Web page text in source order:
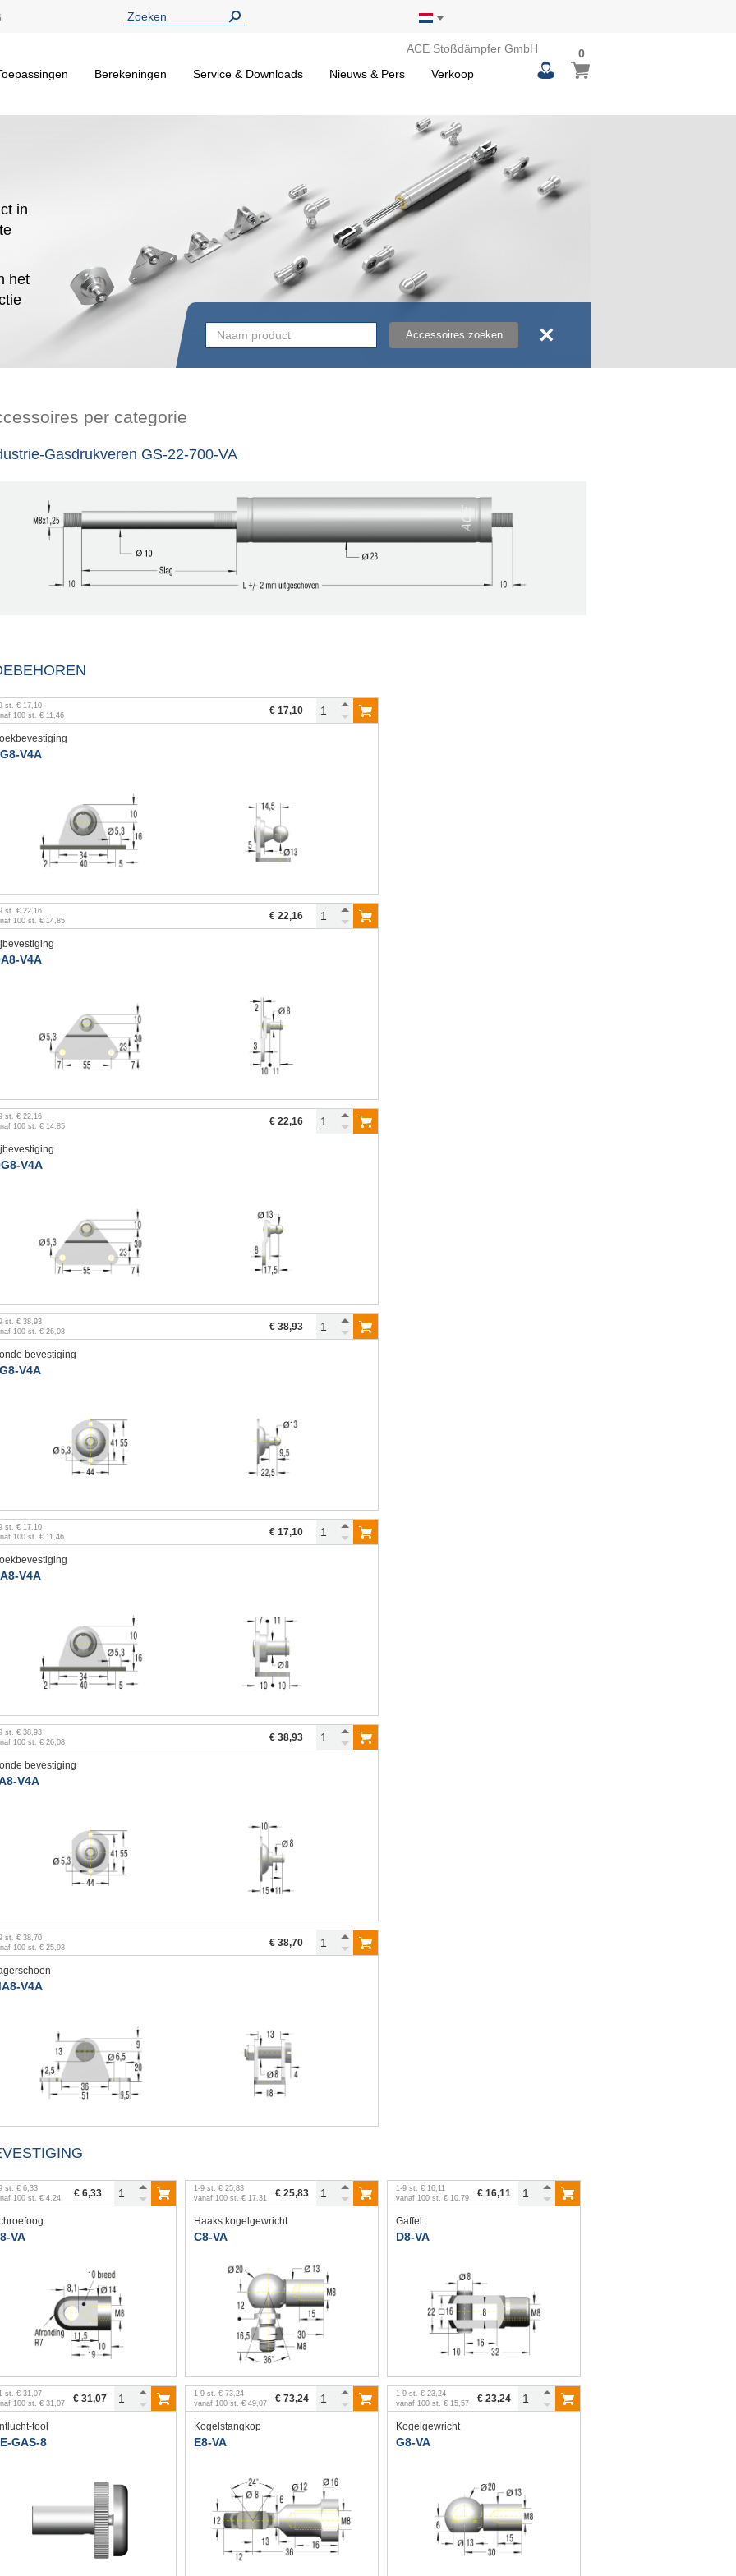
ACE Stoßdämpfer GmbH
Berekeningen Service & Downloads Nieuws & Pers Verkoop
Winkelwagen
00
items
in
het
Accessoires zoeken ×
per categorie
Gasdrukveren GS-22-700-VA
st. € 17,10
100 st. € 11,46 € 17,10
V4A
st. € 22,16
100 st. € 14,85 € 22,16
V4A
st. € 22,16
100 st. € 14,85 € 22,16
V4A
st. € 38,93
100 st. € 26,08 € 38,93
bevestiging
V4A
st. € 17,10
100 st. € 11,46 € 17,10
V4A
st. € 38,93
100 st. € 26,08 € 38,93
bevestiging
V4A
st. € 38,70
100 st. € 25,93 € 38,70
V4A
st. € 6,33
100 st. € 4,24 € 6,33
VA
1-9 st. € 25,83
vanaf 100 st. € 17,31 € 25,83
Haaks kogelgewricht
C8-VA
1-9 st. € 16,11
vanaf 100 st. € 10,79 € 16,11
Gaffel
D8-VA
st. € 31,07
100 st. € 31,07 € 31,07
tool
GAS-8
1-9 st. € 73,24
vanaf 100 st. € 49,07 € 73,24
Kogelstangkop
E8-VA
1-9 st. € 23,24
vanaf 100 st. € 15,57 € 23,24
Kogelgewricht
G8-VA